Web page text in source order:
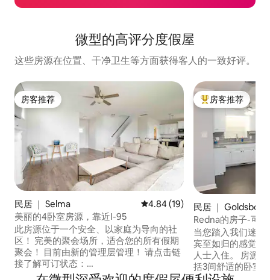
微型的高评分度假屋
这些房源在位置、干净卫生等方面获得客人的一致好评。
房客推荐
房客推荐
民居 ｜ Selma 平均评分 4.84 分（满分 5 分）
4.84 (19)
美丽的4卧室房源，靠近I-95
此房源位于一个安全、以家庭为导向的社
区！ 完美的聚会场所，适合您的所有假期
聚会！ 目前由新的管理层管理！ 请点击链
接了解可订状态：
airbnb.com/h/4bed4bathneari95 我们提
热门「房客推荐」
房客推荐
民居 ｜ Goldsboro
Redna的房子-可
当您踏入我们迷人
宾至如归的感觉，
人士入住。 房源位于Goldsboro以西，包
括3间舒适的卧室，